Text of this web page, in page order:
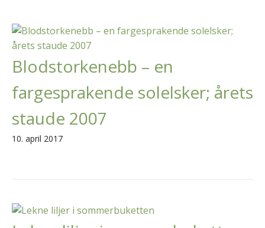
Blodstorkenebb – en
fargesprakende solelsker; årets
staude 2007
10. april 2017